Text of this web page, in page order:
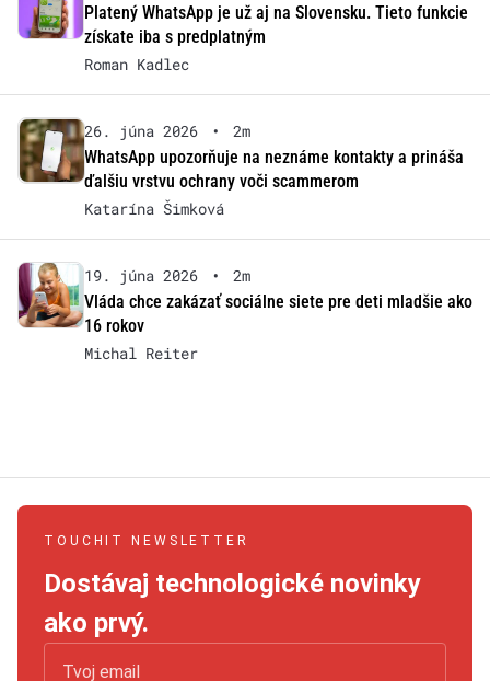
Platený WhatsApp je už aj na Slovensku. Tieto funkcie
získate iba s predplatným
Roman Kadlec
26. júna 2026 •
2m
WhatsApp upozorňuje na neznáme kontakty a prináša
ďalšiu vrstvu ochrany voči scammerom
Katarína Šimková
19. júna 2026 •
2m
Vláda chce zakázať sociálne siete pre deti mladšie ako
16 rokov
Michal Reiter
TOUCHIT NEWSLETTER
Dostávaj technologické novinky
ako prvý.